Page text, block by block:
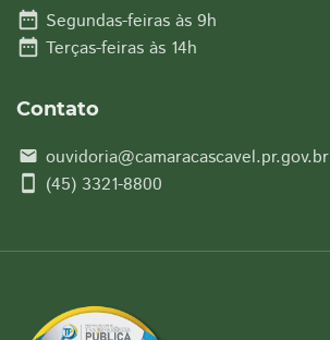
date_range Segundas-feiras às 9h
date_range Terças-feiras às 14h
Contato
email ouvidoria@camaracascavel.pr.gov.br
smartphone (45) 3321-8800